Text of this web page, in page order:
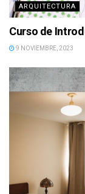
ARQUITECTURA
Curso de
9 NOVIEMBRE, 2023